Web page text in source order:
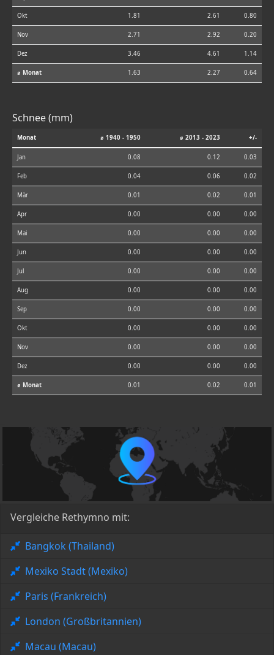
Okt 1.81 2.61 0.80
Nov 2.71 2.92 0.20
Dez 3.46 4.61 1.14
⌀ Monat 1.63 2.27 0.64
Schnee (mm)
Monat ⌀ 1940 - 1950 ⌀ 2013 - 2023 +/-
Jan 0.08 0.12 0.03
Feb 0.04 0.06 0.02
Mär 0.01 0.02 0.01
Apr 0.00 0.00 0.00
Mai 0.00 0.00 0.00
Jun 0.00 0.00 0.00
Jul 0.00 0.00 0.00
Aug 0.00 0.00 0.00
Sep 0.00 0.00 0.00
Okt 0.00 0.00 0.00
Nov 0.00 0.00 0.00
Dez 0.00 0.00 0.00
⌀ Monat 0.01 0.02 0.01
Vergleiche Rethymno mit:
Bangkok (Thailand)
Mexiko Stadt (Mexiko)
Paris (Frankreich)
London (Großbritannien)
Macau (Macau)